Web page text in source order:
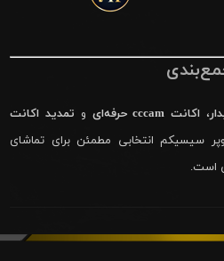
، اکانت cccam حرفه‌ای و تمدید اکانت
سیسیکم انتخابی مطمئن برای تماشای
است.